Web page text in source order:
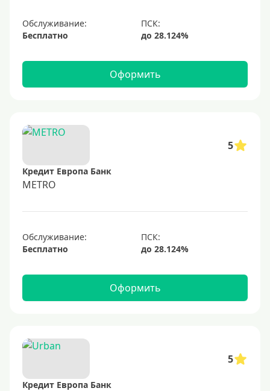
Обслуживание:
Бесплатно
Оформить
5
Кредит Европа Банк
METRO
Обслуживание:
Бесплатно
Оформить
5
Кредит Европа Банк